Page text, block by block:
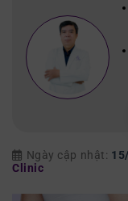
Ngày cập nhật:
Clinic